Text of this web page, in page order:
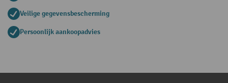
Veilige gegevensbescherming
Persoonlijk aankoopadvies